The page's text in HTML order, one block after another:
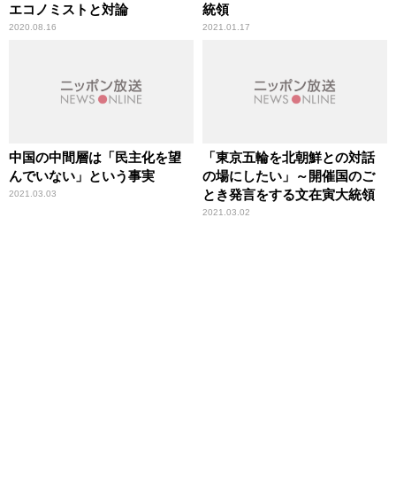
エコノミストと対論
2020.08.16
統領
2021.01.17
中国の中間層は「民主化を望
んでいない」という事実
2021.03.03
「東京五輪を北朝鮮との対話
の場にしたい」～開催国のご
とき発言をする文在寅大統領
2021.03.02